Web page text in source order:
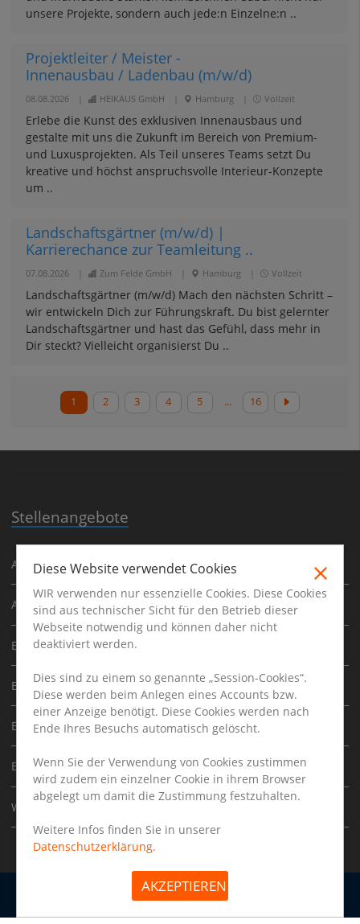
unsere Projekte, sondern auch jede:n Einzelne:n ..
Projektleiter / Meister -
Innenausbau / Ladenbau (m/w/d)
08.08.2026 HEIKAUS GmbH Hamburg Vollzeit
Erlebe die Kunst des exklusiven Innenausbaus und
gestalte mit uns die Zukunft im Bereich von Premium-
und Luxusprojekten. Als Teil unseres Teams setzt Du
kreative und höchst anspruchsvolle Interieur-Konzepte
um ..
Landschaftsgärtner (m/w/d) |
Karrierechance zur Teamleitung ..
07.08.2026 Zum Felde GmbH Hamburg Vollzeit
Landschaftsgärtner (m/w/d) Mach den nächsten Schritt –
wir entwickeln Dich zur Führungskraft. Du bist gelernter
Landschaftsgärtner und hast das Gefühl, dass mehr in
Dir steckt? Vielleicht organisierst Du ..
1 2 3 4 5 ... 16
Stellenangebote
Ausbildung
Architekt
Bauhelfer
Bauleiter
Bautechniker
Bauingenieur
Werkstudent
Copyright © 2026 | www.bau-jobs-hamburg.de
Impressum Datenschutz
Diese Website verwendet Cookies
WIR verwenden nur essenzielle Cookies. Diese Cookies
sind aus technischer Sicht für den Betrieb dieser
Webseite notwendig und können daher nicht
deaktiviert werden.
Dies sind zu einem so genannte „Session-Cookies“.
Diese werden beim Anlegen eines Accounts bzw.
einer Anzeige benötigt. Diese Cookies werden nach
Ende Ihres Besuchs automatisch gelöscht.
Wenn Sie der Verwendung von Cookies zustimmen
wird zudem ein einzelner Cookie in ihrem Browser
abgelegt um damit die Zustimmung festzuhalten.
Weitere Infos finden Sie in unserer
Datenschutzerklärung.
AKZEPTIEREN